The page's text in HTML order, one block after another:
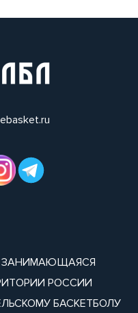
ЗАНИМАЮЩАЯСЯ
РОССИИ
БАСКЕТБОЛУ